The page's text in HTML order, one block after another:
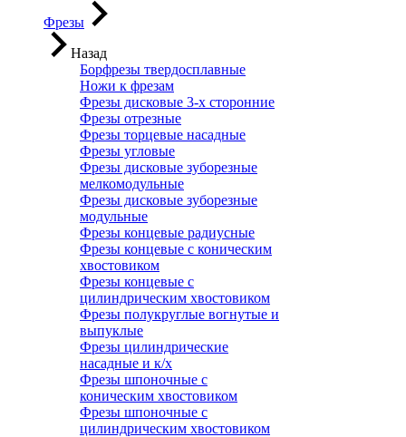
Фрезы
Назад
Борфрезы твердосплавные
Ножи к фрезам
Фрезы дисковые 3-х сторонние
Фрезы отрезные
Фрезы торцевые насадные
Фрезы угловые
Фрезы дисковые зуборезные
мелкомодульные
Фрезы дисковые зуборезные
модульные
Фрезы концевые радиусные
Фрезы концевые с коническим
хвостовиком
Фрезы концевые с
цилиндрическим хвостовиком
Фрезы полукруглые вогнутые и
выпуклые
Фрезы цилиндрические
насадные и к/х
Фрезы шпоночные с
коническим хвостовиком
Фрезы шпоночные с
цилиндрическим хвостовиком